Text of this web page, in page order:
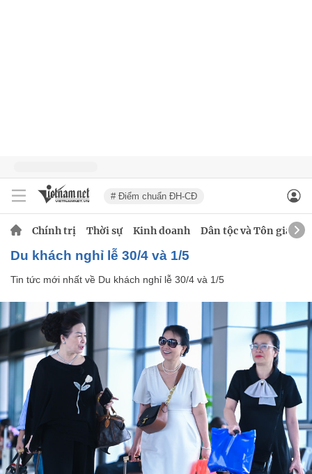
# Điểm chuẩn ĐH-CĐ
Chính trị Thời sự Kinh doanh Dân tộc và Tôn giáo
Du khách nghỉ lễ 30/4 và 1/5
Tin tức mới nhất về Du khách nghỉ lễ 30/4 và 1/5